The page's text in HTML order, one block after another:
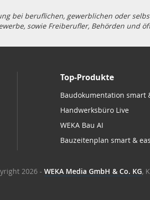
bei beruflichen, gewerblichen oder
sowie Freiberufler, Behörden und
Top-Produkte
Baudokumentation smart
Handwerksbüro Live
WEKA Bau AI
Bauzeitenplan smart &
2026 - WEKA Media GmbH & Co. KG,